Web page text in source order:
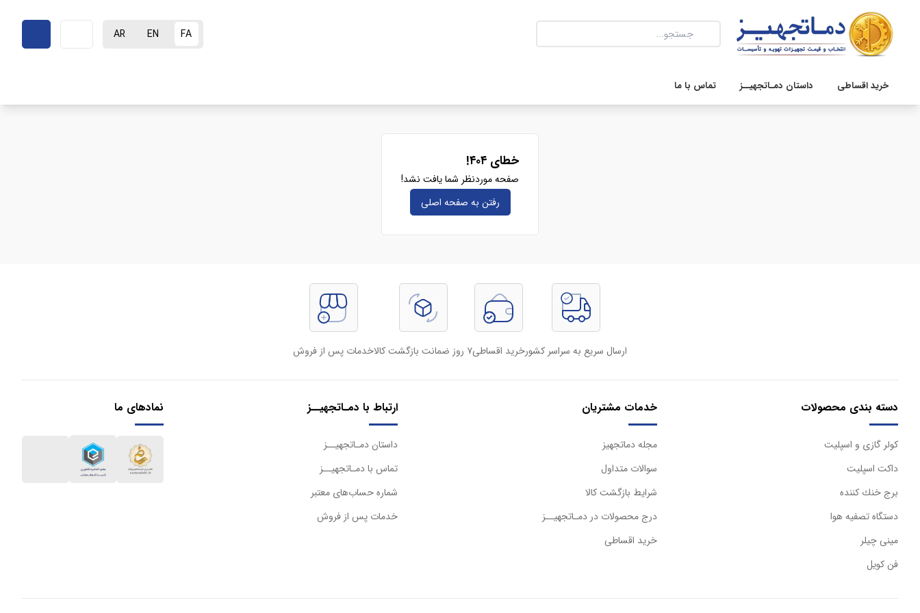
FA
EN
AR
خرید اقساطی داستان دمـاتجهیــز تماس با ما
خطای ۴۰۴!
صفحه موردنظر شما یافت نشد!
رفتن به صفحه‌ اصلی
ارسال سریع به سراسر کشورخرید اقساطی۷ روز ضمانت بازگشت کالا خدمات پس از فروش
دسته بندی محصولات
كولر گازی و اسپليت
داكت اسپليت
برج خنك كننده
دستگاه تصفيه هوا
مینی چیلر
فن کویل
خدمات مشتریان
مجله دماتجهیز
سوالات متداول
شرایط بازگشت کالا
درج محصولات در دمـاتجهیــز
خرید اقساطی
ارتباط با دمـاتجهیــز
داستان دمـاتجهیــز
تماس با دمـاتجهیــز
شماره حساب‌های معتبر
خدمات پس از فروش
نمادهای ما